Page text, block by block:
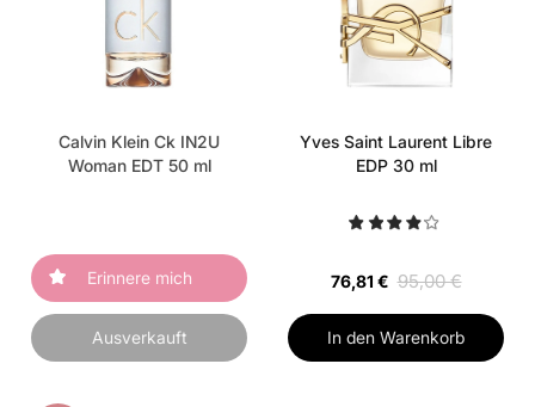
Calvin Klein Ck IN2U
Woman EDT 50 ml
Erinnere mich
Ausverkauft
Yves Saint Laurent Libre
EDP 30 ml
76,81 € 95,00 €
In den Warenkorb